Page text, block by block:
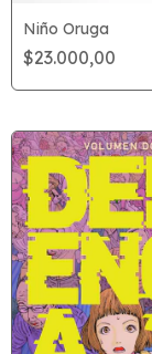
Niño Oruga
$23.000,00